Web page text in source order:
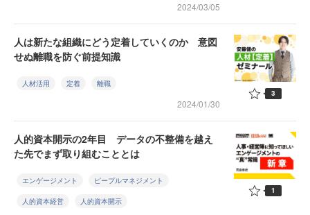
2024/03/05
人は新たな組織にどう定着していくのか 意図
せぬ離職を防ぐ前提知識
人材活用 定着 離職
2024/01/30
3
人的資本開示の2年目 データの不整備を越え
た先でまず取り組むこととは
エンゲージメント ピープルマネジメント
人的資本経営 人的資本開示
1